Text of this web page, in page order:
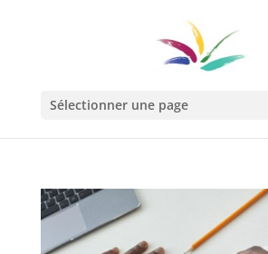
Sélectionner une page